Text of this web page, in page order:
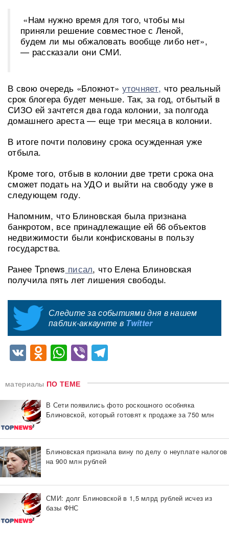
«Нам нужно время для того, чтобы мы
приняли решение совместное с Леной,
будем ли мы обжаловать вообще либо нет»,
— рассказали они СМИ.
В свою очередь «Блокнот» уточняет, что реальный
срок блогера будет меньше. Так, за год, отбытый в
СИЗО ей зачтется два года колонии, за полгода
домашнего ареста — еще три месяца в колонии.
В итоге почти половину срока осужденная уже
отбыла.
Кроме того, отбыв в колонии две трети срока она
сможет подать на УДО и выйти на свободу уже в
следующем году.
Напомним, что Блиновская была признана
банкротом, все принадлежащие ей 66 объектов
недвижимости были конфискованы в пользу
государства.
Ранее Tpnews писал, что Елена Блиновская
получила пять лет лишения свободы.
Следите за событиями дня в нашем
паблик-аккаунте в Twitter
VKOdnoklassniki
WhatsApp
Viber
материалы ПО ТЕМЕ
В Сети появились фото роскошного особняка
Блиновской, который готовят к продаже за 750 млн
Блиновская признала вину по делу о неуплате налогов
на 900 млн рублей
СМИ: долг Блиновской в 1,5 млрд рублей исчез из
базы ФНС